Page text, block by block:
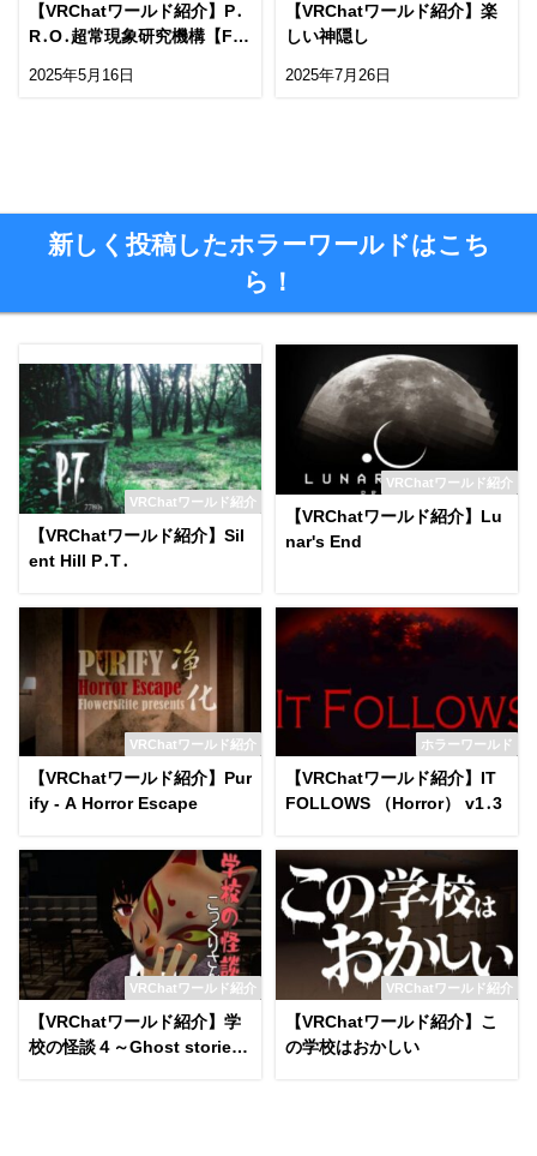
【VRChatワールド紹介】P․
R․O․超常現象研究機構【FIL
2025年5月16日
【VRChatワールド紹介】楽
しい神隠し
2025年7月26日
新しく投稿したホラーワールドはこち
ら！
VRChatワールド紹介
【VRChatワールド紹介】Sil
ent Hill P․T․
VRChatワールド紹介
【VRChatワールド紹介】Lu
nar's End
VRChatワールド紹介
【VRChatワールド紹介】Pur
ify - A Horror Escape
ホラーワールド
【VRChatワールド紹介】IT
FOLLOWS （Horror） v1․3
VRChatワールド紹介
【VRChatワールド紹介】学
校の怪談４～Ghost stories4
VRChatワールド紹介
【VRChatワールド紹介】こ
の学校はおかしい